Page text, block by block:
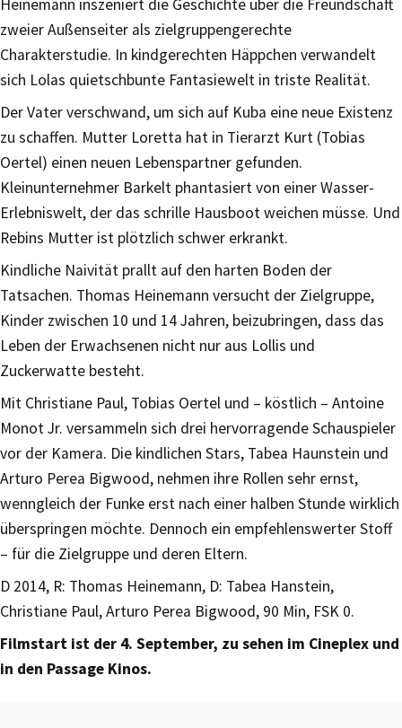
Heinemann inszeniert die Geschichte über die Freundschaft
zweier Außenseiter als zielgruppengerechte
Charakterstudie. In kindgerechten Häppchen verwandelt
sich Lolas quietschbunte Fantasiewelt in triste Realität.
Der Vater verschwand, um sich auf Kuba eine neue Existenz
zu schaffen. Mutter Loretta hat in Tierarzt Kurt (Tobias
Oertel) einen neuen Lebenspartner gefunden.
Kleinunternehmer Barkelt phantasiert von einer Wasser-
Erlebniswelt, der das schrille Hausboot weichen müsse. Und
Rebins Mutter ist plötzlich schwer erkrankt.
Kindliche Naivität prallt auf den harten Boden der
Tatsachen. Thomas Heinemann versucht der Zielgruppe,
Kinder zwischen 10 und 14 Jahren, beizubringen, dass das
Leben der Erwachsenen nicht nur aus Lollis und
Zuckerwatte besteht.
Mit Christiane Paul, Tobias Oertel und – köstlich – Antoine
Monot Jr. versammeln sich drei hervorragende Schauspieler
vor der Kamera. Die kindlichen Stars, Tabea Haunstein und
Arturo Perea Bigwood, nehmen ihre Rollen sehr ernst,
wenngleich der Funke erst nach einer halben Stunde wirklich
überspringen möchte. Dennoch ein empfehlenswerter Stoff
– für die Zielgruppe und deren Eltern.
D 2014, R: Thomas Heinemann, D: Tabea Hanstein,
Christiane Paul, Arturo Perea Bigwood, 90 Min, FSK 0.
Filmstart ist der 4. September, zu sehen im Cineplex und
in den Passage Kinos.